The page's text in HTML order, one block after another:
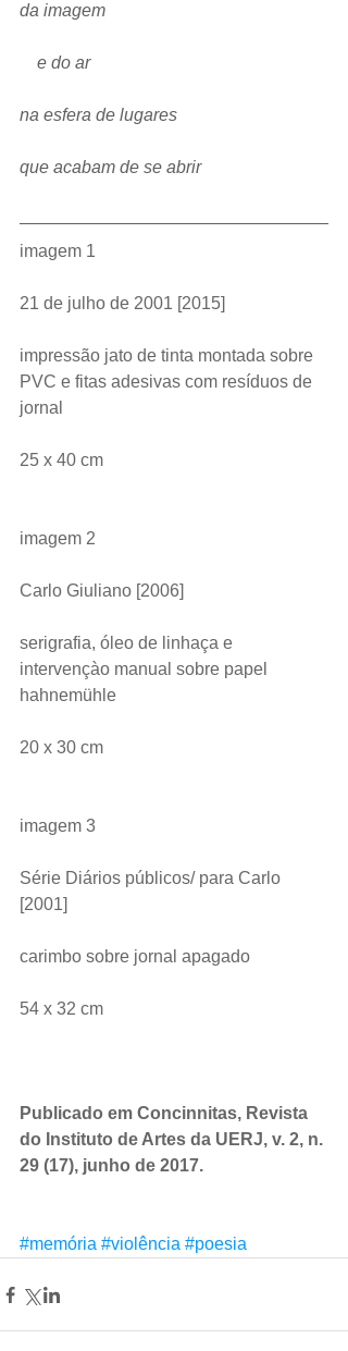
da imagem
    e do ar
na esfera de lugares
que acabam de se abrir
imagem 1
21 de julho de 2001 [2015]
impressão jato de tinta montada sobre
PVC e fitas adesivas com resíduos de
jornal
25 x 40 cm
imagem 2
Carlo Giuliano [2006]
serigrafia, óleo de linhaça e
intervençào manual sobre papel
hahnemühle
20 x 30 cm
imagem 3
Série Diários públicos/ para Carlo
[2001]
carimbo sobre jornal apagado
54 x 32 cm
Publicado em Concinnitas, Revista
do Instituto de Artes da UERJ, v. 2, n.
29 (17), junho de 2017.
#memória #violência #poesia